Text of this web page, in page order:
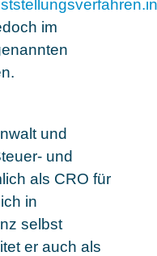
im
und
und
als CRO für
in
selbst
er auch als